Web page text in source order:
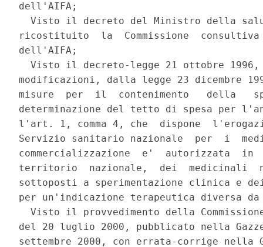
dell'AIFA;
Visto il decreto del Ministro della
ricostituito  la  Commissione
dell'AIFA;
Visto il decreto-legge 21 ottobre
modificazioni, dalla legge 23 dicembre
misure  per  il  contenimento   della
determinazione del tetto di spesa per
l'art. 1, comma 4, che  dispone
Servizio sanitario nazionale  per  i
commercializzazione  e'  autorizzata
territorio  nazionale,  dei  medicinali
sottoposti a sperimentazione clinica e
per un'indicazione terapeutica diversa
Visto il provvedimento della
del 20 luglio 2000, pubblicato nella
settembre 2000, con errata-corrige